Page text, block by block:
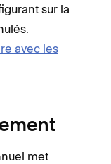
sur la
avec les
met